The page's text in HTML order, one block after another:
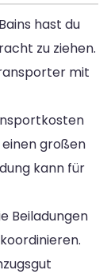
hast du
zu ziehen.
mit
großen
kann für
Beiladungen